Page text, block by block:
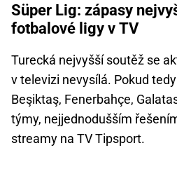
Süper Lig: zápasy
fotbalové ligy v TV
Turecká nejvyšší soutěž se
v televizi nevysílá. Pokud
Beşiktaş, Fenerbahçe,
týmy, nejjednodušším
streamy na TV Tipsport.